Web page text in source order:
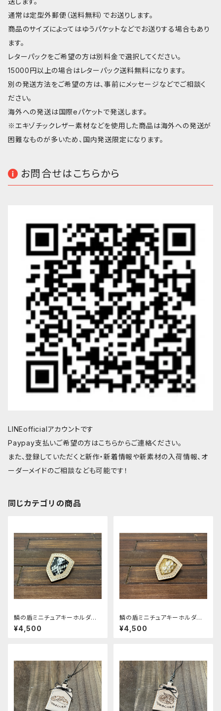
通常は定型外郵便（送料無料）でお送りします。
商品のサイズによってはゆうパケットなどでお送りする場合もあり
ます。
レターパックをご希望の方は別料金で選択してください。
15000円以上の場合はレターパック送料無料になります。
別の発送方法をご希望の方は、事前にメッセージなどでご相談く
ださい。
海外への発送は国際eパケットで発送します。
※エキゾチックレザー素材などを使用した商品は海外への発送が
困難なものが多いため、国内発送限定になります。
お問合せはこちらから
LINEofficialアカウントです
Paypay支払いご希望の方はこちらからご連絡ください。
また、登録していただくと新作・新着情報や新素材の入荷情報、オ
ーダーメイドのご相談なども可能です！
同じカテゴリの商品
鱗の盾ミニチュアキーホルダー
（ダイヤモンドパイソン）
¥4,500
鱗の盾ミニチュアキーホルダー
（ダイヤモンドパイソン）
¥4,500